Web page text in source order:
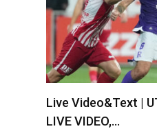
Live Video&Text |
LIVE VIDEO,…